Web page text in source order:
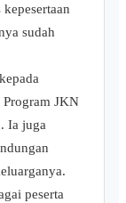
sudah
Program JKN
Ia juga
peserta